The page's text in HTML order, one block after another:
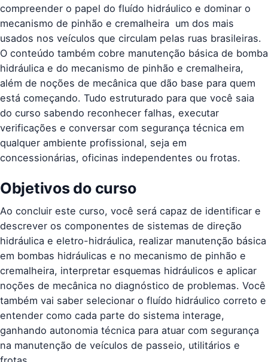
compreender o papel do fluído hidráulico e dominar o
mecanismo de pinhão e cremalheira  um dos mais
usados nos veículos que circulam pelas ruas brasileiras.
O conteúdo também cobre manutenção básica de bomba
hidráulica e do mecanismo de pinhão e cremalheira,
além de noções de mecânica que dão base para quem
está começando. Tudo estruturado para que você saia
do curso sabendo reconhecer falhas, executar
verificações e conversar com segurança técnica em
qualquer ambiente profissional, seja em
concessionárias, oficinas independentes ou frotas.
Objetivos do curso
Ao concluir este curso, você será capaz de identificar e
descrever os componentes de sistemas de direção
hidráulica e eletro-hidráulica, realizar manutenção básica
em bombas hidráulicas e no mecanismo de pinhão e
cremalheira, interpretar esquemas hidráulicos e aplicar
noções de mecânica no diagnóstico de problemas. Você
também vai saber selecionar o fluído hidráulico correto e
entender como cada parte do sistema interage,
ganhando autonomia técnica para atuar com segurança
na manutenção de veículos de passeio, utilitários e